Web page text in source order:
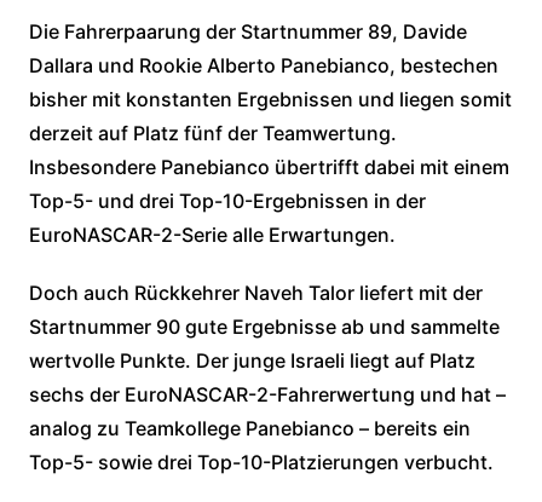
Die Fahrerpaarung der Startnummer 89, Davide
Dallara und Rookie Alberto Panebianco, bestechen
bisher mit konstanten Ergebnissen und liegen somit
derzeit auf Platz fünf der Teamwertung.
Insbesondere Panebianco übertrifft dabei mit einem
Top-5- und drei Top-10-Ergebnissen in der
EuroNASCAR-2-Serie alle Erwartungen.
Doch auch Rückkehrer Naveh Talor liefert mit der
Startnummer 90 gute Ergebnisse ab und sammelte
wertvolle Punkte. Der junge Israeli liegt auf Platz
sechs der EuroNASCAR-2-Fahrerwertung und hat –
analog zu Teamkollege Panebianco – bereits ein
Top-5- sowie drei Top-10-Platzierungen verbucht.